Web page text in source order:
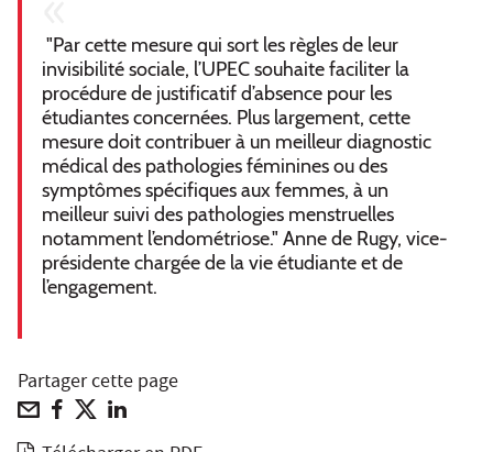
"Par cette mesure qui sort les règles de leur
invisibilité sociale, l’UPEC souhaite faciliter la
procédure de justificatif d’absence pour les
étudiantes concernées. Plus largement, cette
mesure doit contribuer à un meilleur diagnostic
médical des pathologies féminines ou des
symptômes spécifiques aux femmes, à un
meilleur suivi des pathologies menstruelles
notamment l’endométriose." Anne de Rugy, vice-
présidente chargée de la vie étudiante et de
l’engagement.
Partager cette page